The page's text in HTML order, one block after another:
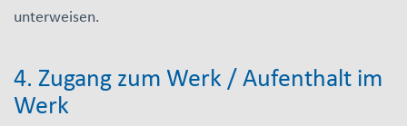
unterweisen.
4. Zugang zum Werk / Aufenthalt im
Werk